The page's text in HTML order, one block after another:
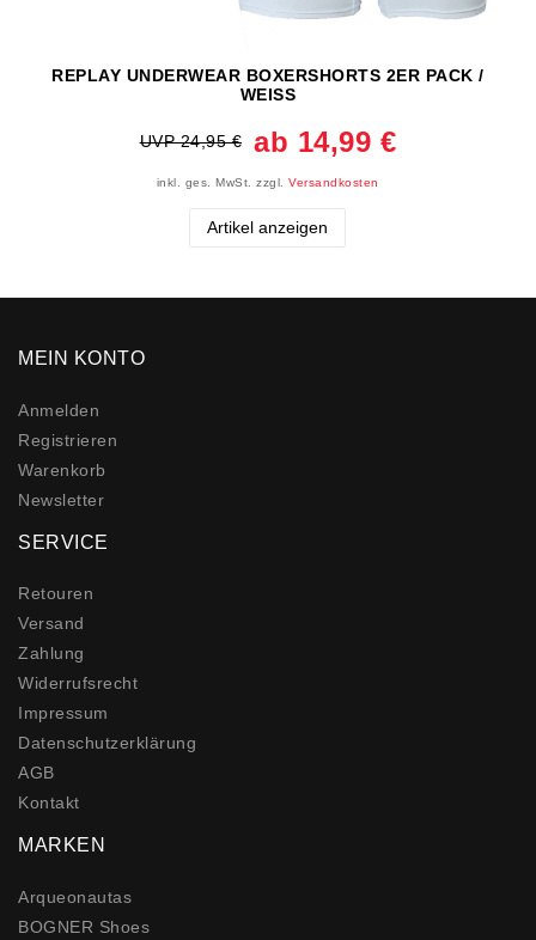
REPLAY UNDERWEAR BOXERSHORTS 2ER PACK /
WEISS
UVP 24,95 € ab 14,99 €
inkl. ges. MwSt. zzgl.Versandkosten
Artikel anzeigen
MEIN KONTO
Anmelden
Registrieren
Warenkorb
Newsletter
SERVICE
Retouren
Versand
Zahlung
Widerrufs­recht
Impressum
Daten­schutz­erklärung
AGB
Kontakt
MARKEN
Arqueonautas
BOGNER Shoes